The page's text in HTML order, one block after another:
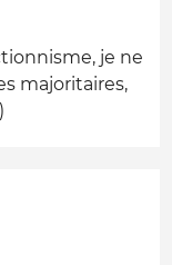
je ne
majoritaires,